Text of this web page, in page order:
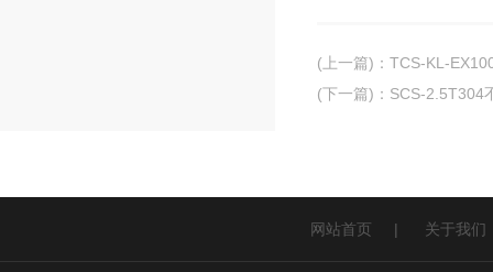
(上一篇) ： TCS-KL-
(下一篇) ： SCS-2.5T304
网站首页 | 关于我们